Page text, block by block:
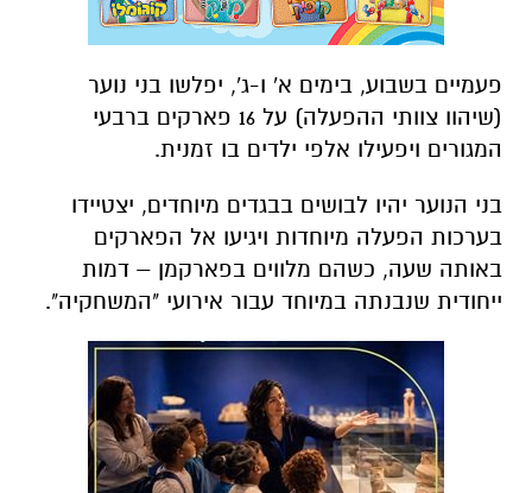
פעמיים בשבוע, בימים א' ו-ג', יפלשו בני נוער
(שיהוו צוותי ההפעלה) על 16 פארקים ברבעי
המגורים ויפעילו אלפי ילדים בו זמנית.
בני הנוער יהיו לבושים בבגדים מיוחדים, יצטיידו
בערכות הפעלה מיוחדות ויגיעו אל הפארקים
באותה שעה, כשהם מלווים בפארקמן – דמות
ייחודית שנבנתה במיוחד עבור אירועי "המשחקיה".